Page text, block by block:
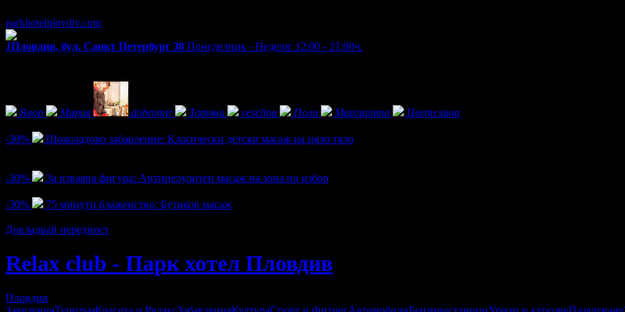
parkhotelplovdiv.com
1Пловдив, бул. Санкт Петербург 38 Понеделник - Неделя: 12:00 - 21:00ч.
Явор Мария dobromir Татяна veselina Поли Маргарита
Цветелина
-30%
Шоколадово забавление: Класически детски масаж на цяло тяло
-30%
За изваяна фигура: Антицелулитен масаж на зона по избор
-30%
75 минути блаженство: Бутиков масаж
Докладвай нередност
Relax club - Парк хотел Пловдив
Пловдив